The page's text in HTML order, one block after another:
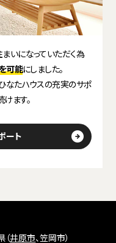
いになっていただく為
可能にしました。
なたハウスの充実のサポ
ます。
ート
（井原市、笠岡市）